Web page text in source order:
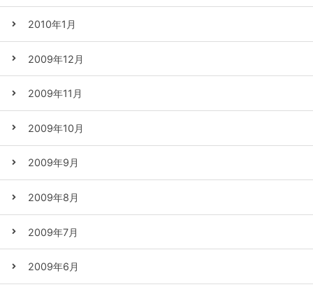
2010年1月
2009年12月
2009年11月
2009年10月
2009年9月
2009年8月
2009年7月
2009年6月